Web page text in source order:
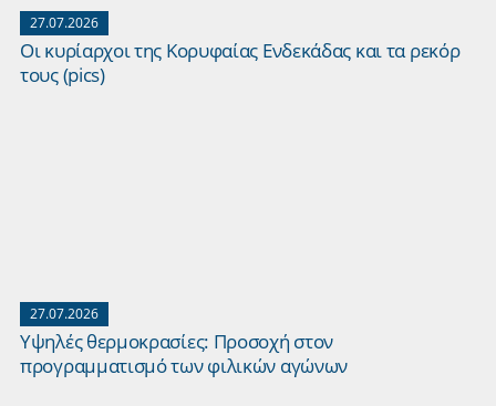
27.07.2026
Οι κυρίαρχοι της Κορυφαίας Ενδεκάδας και τα ρεκόρ
τους (pics)
27.07.2026
Yψηλές θερμοκρασίες: Προσοχή στον
προγραμματισμό των φιλικών αγώνων